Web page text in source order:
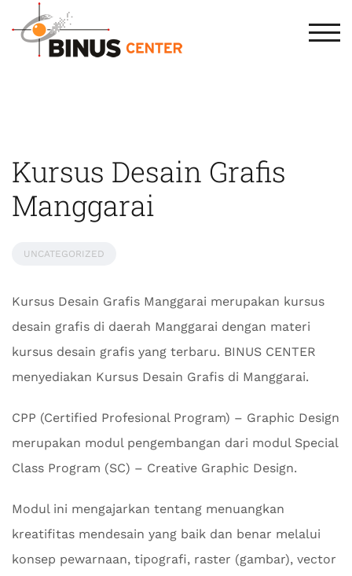
Kursus Desain Grafis
Manggarai
UNCATEGORIZED
Kursus Desain Grafis Manggarai merupakan kursus
desain grafis di daerah Manggarai dengan materi
kursus desain grafis yang terbaru. BINUS CENTER
menyediakan Kursus Desain Grafis di Manggarai.
CPP (Certified Profesional Program) – Graphic Design
merupakan modul pengembangan dari modul Special
Class Program (SC) – Creative Graphic Design.
Modul ini mengajarkan tentang menuangkan
kreatifitas mendesain yang baik dan benar melalui
konsep pewarnaan, tipografi, raster (gambar), vector